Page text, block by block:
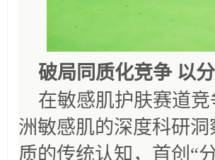
破局同质化竞争 以
在敏感肌护肤赛道
洲敏感肌的深度科研
质的传统认知，首创“